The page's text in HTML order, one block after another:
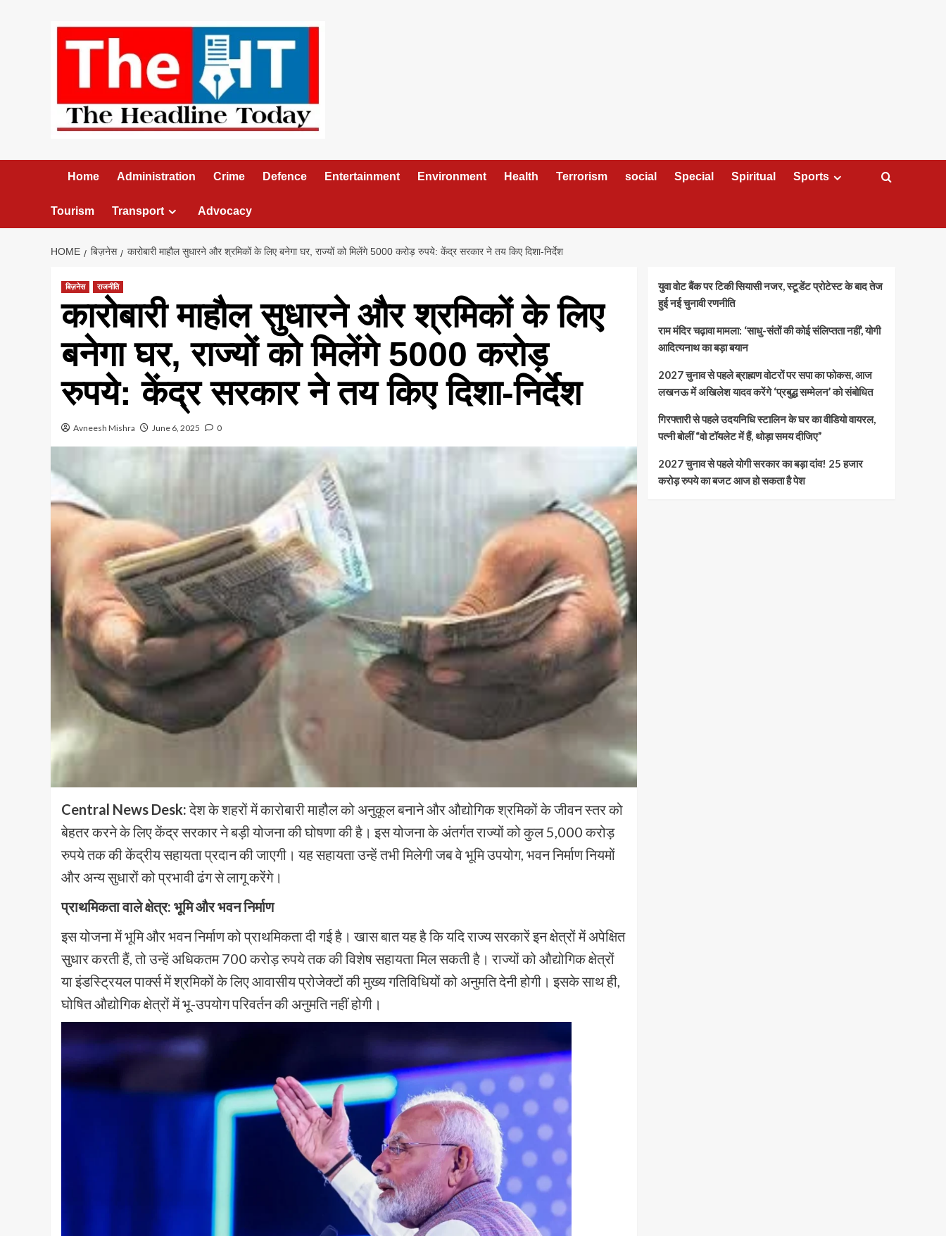
Home Administration Crime Defence Entertainment Environment Health Terrorism social Special Spiritual Sports
Tourism Transport Advocacy
HOME बिज़नेस कारोबारी माहौल सुधारने और श्रमिकों के लिए बनेगा घर, राज्यों को मिलेंगे 5000 करोड़ रुपये: केंद्र सरकार ने तय किए दिशा-निर्देश
बिज़नेस राजनीति
कारोबारी माहौल सुधारने और श्रमिकों के लिए
बनेगा घर, राज्यों को मिलेंगे 5000 करोड़
रुपये: केंद्र सरकार ने तय किए दिशा-निर्देश
Avneesh Mishra June 6, 2025 0
Central News Desk:देश के शहरों में कारोबारी माहौल को अनुकूल बनाने और औद्योगिक श्रमिकों के जीवन स्तर को
बेहतर करने के लिए केंद्र सरकार ने बड़ी योजना की घोषणा की है। इस योजना के अंतर्गत राज्यों को कुल 5,000 करोड़
रुपये तक की केंद्रीय सहायता प्रदान की जाएगी। यह सहायता उन्हें तभी मिलेगी जब वे भूमि उपयोग, भवन निर्माण नियमों
और अन्य सुधारों को प्रभावी ढंग से लागू करेंगे।
प्राथमिकता वाले क्षेत्र: भूमि और भवन निर्माण
इस योजना में भूमि और भवन निर्माण को प्राथमिकता दी गई है। खास बात यह है कि यदि राज्य सरकारें इन क्षेत्रों में अपेक्षित
सुधार करती हैं, तो उन्हें अधिकतम 700 करोड़ रुपये तक की विशेष सहायता मिल सकती है। राज्यों को औद्योगिक क्षेत्रों
या इंडस्ट्रियल पार्क्स में श्रमिकों के लिए आवासीय प्रोजेक्टों की मुख्य गतिविधियों को अनुमति देनी होगी। इसके साथ ही,
घोषित औद्योगिक क्षेत्रों में भू-उपयोग परिवर्तन की अनुमति नहीं होगी।
युवा वोट बैंक पर टिकी सियासी नजर, स्टूडेंट प्रोटेस्ट के बाद तेज
हुई नई चुनावी रणनीति
राम मंदिर चढ़ावा मामला: ‘साधु-संतों की कोई संलिप्तता नहीं’, योगी
आदित्यनाथ का बड़ा बयान
2027 चुनाव से पहले ब्राह्मण वोटरों पर सपा का फोकस, आज
लखनऊ में अखिलेश यादव करेंगे ‘प्रबुद्ध सम्मेलन’ को संबोधित
गिरफ्तारी से पहले उदयनिधि स्टालिन के घर का वीडियो वायरल,
पत्नी बोलीं “वो टॉयलेट में हैं, थोड़ा समय दीजिए”
2027 चुनाव से पहले योगी सरकार का बड़ा दांव! 25 हजार
करोड़ रुपये का बजट आज हो सकता है पेश